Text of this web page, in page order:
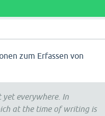
zum Erfassen von
everywhere. In
at the time of writing is